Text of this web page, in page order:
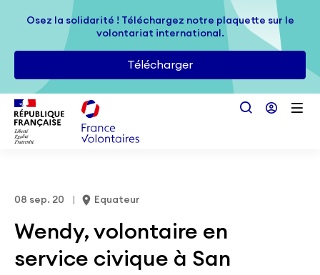
Passer au contenu principal
Osez la solidarité ! Téléchargez notre plaquette sur le
volontariat international.
Télécharger
Osez la solidarité ! Téléchargez notre plaquette sur le
volontariat international.
Télécharger
08 sep. 20 Equateur
Wendy, volontaire en
service civique à San